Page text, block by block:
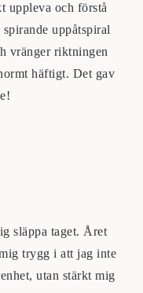
uppleva och förstå
uppåtspiral
vränger riktningen
häftigt. Det gav
släppa taget. Året
trygg i att jag inte
utan stärkt mig